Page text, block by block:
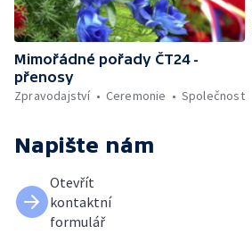
Mimořádné pořady ČT24 -
přenosy
Zpravodajství
Ceremonie Společnost
Napište nám
Otevřít
kontaktní
formulář